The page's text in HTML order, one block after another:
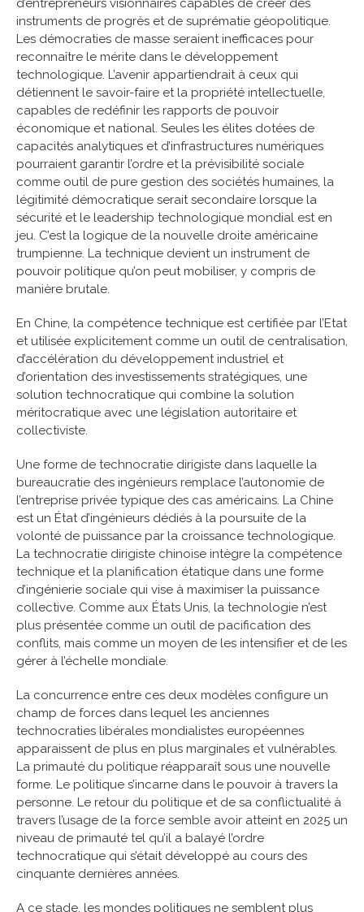
d’entrepreneurs visionnaires capables de créer des
instruments de progrès et de suprématie géopolitique.
Les démocraties de masse seraient inefficaces pour
reconnaître le mérite dans le développement
technologique. L’avenir appartiendrait à ceux qui
détiennent le savoir-faire et la propriété intellectuelle,
capables de redéfinir les rapports de pouvoir
économique et national. Seules les élites dotées de
capacités analytiques et d’infrastructures numériques
pourraient garantir l’ordre et la prévisibilité sociale
comme outil de pure gestion des sociétés humaines, la
légitimité démocratique serait secondaire lorsque la
sécurité et le leadership technologique mondial est en
jeu. C’est la logique de la nouvelle droite américaine
trumpienne. La technique devient un instrument de
pouvoir politique qu’on peut mobiliser, y compris de
manière brutale.
En Chine, la compétence technique est certifiée par l’Etat
et utilisée explicitement comme un outil de centralisation,
d’accélération du développement industriel et
d’orientation des investissements stratégiques, une
solution technocratique qui combine la solution
méritocratique avec une législation autoritaire et
collectiviste.
Une forme de technocratie dirigiste dans laquelle la
bureaucratie des ingénieurs remplace l’autonomie de
l’entreprise privée typique des cas américains. La Chine
est un État d’ingénieurs dédiés à la poursuite de la
volonté de puissance par la croissance technologique.
La technocratie dirigiste chinoise intègre la compétence
technique et la planification étatique dans une forme
d’ingénierie sociale qui vise à maximiser la puissance
collective. Comme aux États Unis, la technologie n’est
plus présentée comme un outil de pacification des
conflits, mais comme un moyen de les intensifier et de les
gérer à l’échelle mondiale.
La concurrence entre ces deux modèles configure un
champ de forces dans lequel les anciennes
technocraties libérales mondialistes européennes
apparaissent de plus en plus marginales et vulnérables.
La primauté du politique réapparaît sous une nouvelle
forme. Le politique s’incarne dans le pouvoir à travers la
personne. Le retour du politique et de sa conflictualité à
travers l’usage de la force semble avoir atteint en 2025 un
niveau de primauté tel qu’il a balayé l’ordre
technocratique qui s’était développé au cours des
cinquante dernières années.
A ce stade, les mondes politiques ne semblent plus